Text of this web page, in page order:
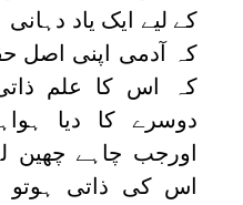
کے لیے ایک یاد
کہ آدمی اپنی اصل
کہ اس کا علم
دوسرے کا دیا
اورجب چاہے چھین
اس کی ذاتی